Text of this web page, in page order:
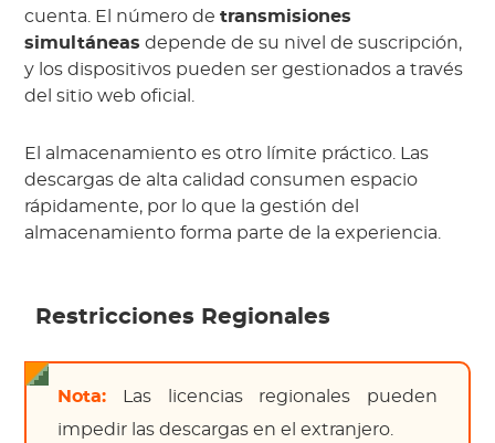
cuenta. El número detransmisiones
simultáneas depende de su nivel de suscripción,
y los dispositivos pueden ser gestionados a través
del sitio web oficial.
El almacenamiento es otro límite práctico. Las
descargas de alta calidad consumen espacio
rápidamente, por lo que la gestión del
almacenamiento forma parte de la experiencia.
Restricciones Regionales
Nota: Las licencias regionales pueden
impedir las descargas en el extranjero.